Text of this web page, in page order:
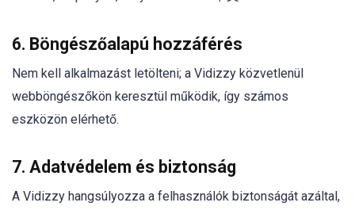
6. Böngészőalapú hozzáférés
Nem kell alkalmazást letölteni; a Vidizzy közvetlenül
webböngészőkön keresztül működik, így számos
eszközön elérhető.
7. Adatvédelem és biztonság
A Vidizzy hangsúlyozza a felhasználók biztonságát azáltal,